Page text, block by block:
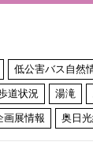
低公害バス自然
道状況 湯滝
画展情報 奥日